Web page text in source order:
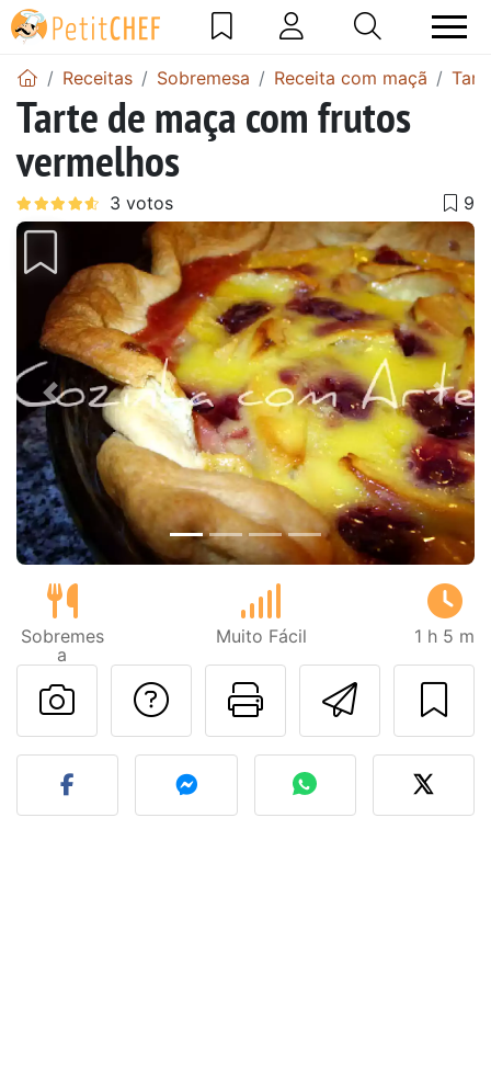
Receitas Sobremesa Receita com maçã
Tarte de maça com frutos
vermelhos
Anterior Next
Sobremes
a
Muito Fácil 1 h 5 m
Imprima
Falar com o autor
Fez esta receita?